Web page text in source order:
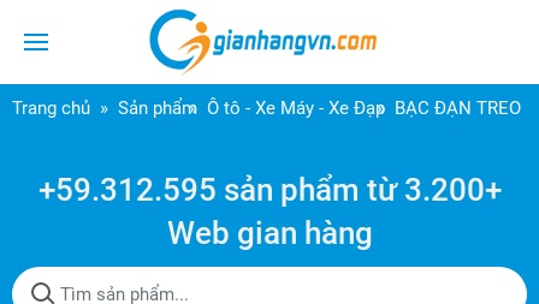
Trang chủ Sản phẩm Ô tô - Xe Máy - Xe Đạp BẠC ĐẠN TREO
+59.312.595 sản phẩm từ 3.200+
Web gian hàng